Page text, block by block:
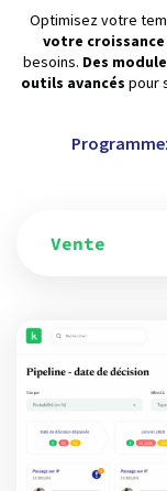
Optimisez votre
votre croissance
besoins. Des
outils avancés pour